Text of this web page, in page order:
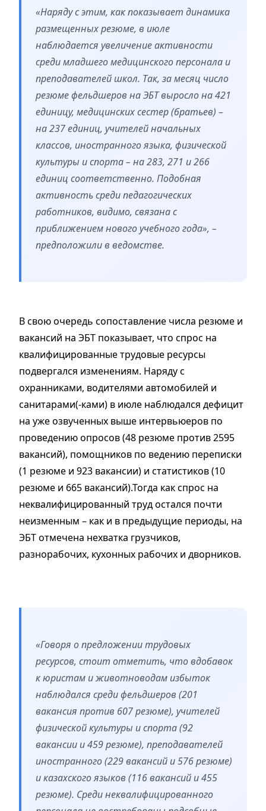
«Наряду с этим, как показывает динамика
размещенных резюме, в июле
наблюдается увеличение активности
среди младшего медицинского персонала и
преподавателей школ. Так, за месяц число
резюме фельдшеров на ЭБТ выросло на 421
единицу, медицинских сестер (братьев) –
на 237 единиц, учителей начальных
классов, иностранного языка, физической
культуры и спорта – на 283, 271 и 266
единиц соответственно. Подобная
активность среди педагогических
работников, видимо, связана с
приближением нового учебного года», –
предположили в ведомстве.
В свою очередь сопоставление числа резюме и
вакансий на ЭБТ показывает, что спрос на
квалифицированные трудовые ресурсы
подвергался изменениям. Наряду с
охранниками, водителями автомобилей и
санитарами(-ками) в июле наблюдался дефицит
на уже озвученных выше интервьюеров по
проведению опросов (48 резюме против 2595
вакансий), помощников по ведению переписки
(1 резюме и 923 вакансии) и статистиков (10
резюме и 665 вакансий).Тогда как спрос на
неквалифицированный труд остался почти
неизменным – как и в предыдущие периоды, на
ЭБТ отмечена нехватка грузчиков,
разнорабочих, кухонных рабочих и дворников.
«Говоря о предложении трудовых
ресурсов, стоит отметить, что вдобавок
к юристам и животноводам избыток
наблюдался среди фельдшеров (201
вакансия против 607 резюме), учителей
физической культуры и спорта (92
вакансии и 459 резюме), преподавателей
иностранного (229 вакансий и 576 резюме)
и казахского языков (116 вакансий и 455
резюме). Среди неквалифицированного